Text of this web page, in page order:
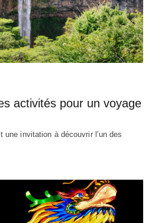
activités pour un voyage
invitation à découvrir l’un des